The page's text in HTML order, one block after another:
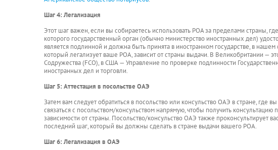
Шаг 4: Легализация
Этот шаг важен, если вы собираетесь использовать POA за пределами страны,
которого государственный орган (обычно министерство иностранных дел)
является подлинной и должна быть принята в иностранном государстве, в
который легализует ваше POA, зависит от страны выдачи. В Великобритании —
Содружества (FCO), в США — Управление по проверке подлинности
иностранных дел и торговли.
Шаг 5: Аттестация в посольстве ОАЭ
Затем вам следует обратиться в посольство или консульство ОАЭ в стране, где
связаться с посольством/консульством напрямую, чтобы получить консультацию
зависимости от страны. Посольство/консульство ОАЭ также проконсультирует
последний шаг, который вы должны сделать в стране выдачи вашего POA.
Шаг 6: Легализация в ОАЭ